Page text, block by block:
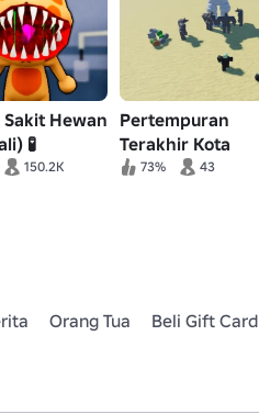
Sakit Hewan
🧪
150.2K
Pertempuran
Terakhir Kota
Penjahat Rel Mati
73% 43
Orang Tua Beli Gift Card